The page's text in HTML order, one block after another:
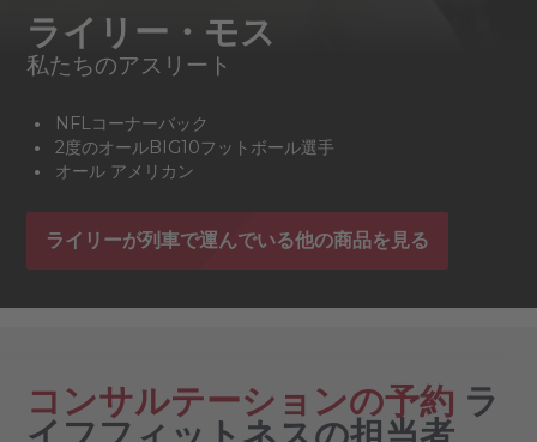
ライリー・モス
私たちのアスリート
NFLコーナーバック
2度のオールBIG10フットボール選手
オール アメリカン
ライリーが列車で運んでいる他の商品を見る
コンサルテーションの予約 ラ